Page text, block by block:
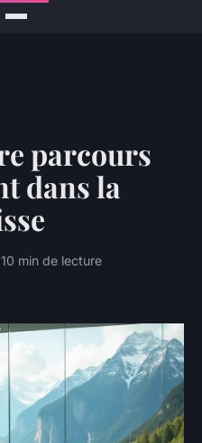
parcours
dans la
min de lecture